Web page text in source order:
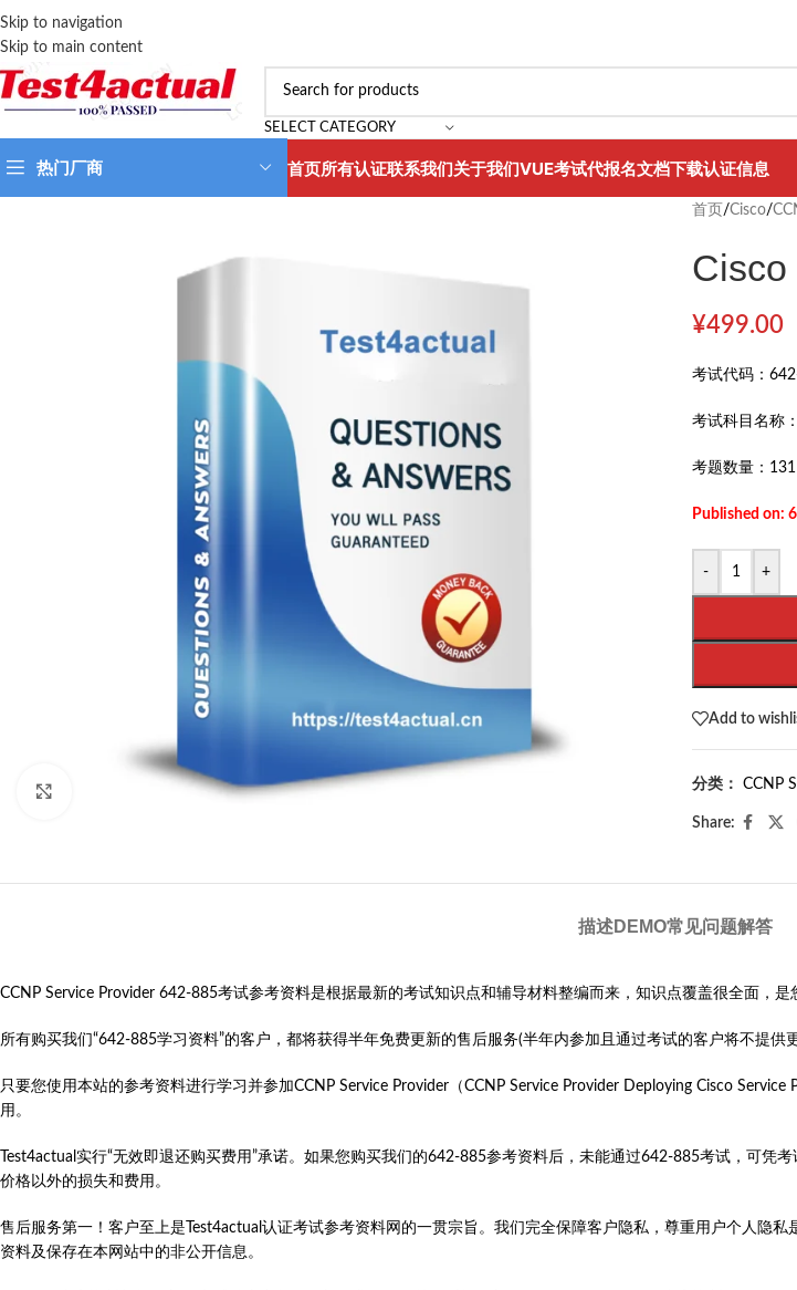
Skip to navigation
Skip to main content
SELECT CATEGORY
热门厂商 首页所有认证联系我们关于我们VUE考试代报名文档下载认证信息
首页 /Cisco/
Cisco
¥499.00
考试代码：
考试科目名称：
考题数量：
Published on:
- +
Add to
分类： CCNP
Share:
描述DEMO常见问题解答
CCNP Service Provider 642-885考试参考资料是根据最新的考试知识点和辅导材料整编而来，知识点覆盖很全面，是
所有购买我们“642-885学习资料”的客户，都将获得半年免费更新的售后服务(半年内参加且通过考试的客户将不提供
只要您使用本站的参考资料进行学习并参加CCNP Service Provider（CCNP Service Provider Deploying Cisco
用。
Test4actual实行“无效即退还购买费用”承诺。如果您购买我们的642-885参考资料后，未能通过642-885考试，可
价格以外的损失和费用。
售后服务第一！客户至上是Test4actual认证考试参考资料网的一贯宗旨。我们完全保障客户隐私，尊重用户个人隐
资料及保存在本网站中的非公开信息。